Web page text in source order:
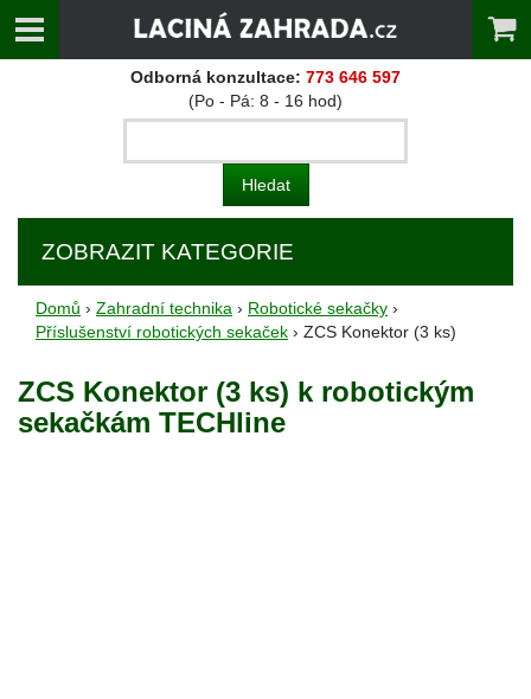
Odborná konzultace: 773 646 597
(Po - Pá: 8 - 16 hod)
ZOBRAZIT KATEGORIE
Domů › Zahradní technika › Robotické sekačky ›
Příslušenství robotických sekaček › ZCS Konektor (3 ks)
ZCS Konektor (3 ks) k robotickým
sekačkám TECHline